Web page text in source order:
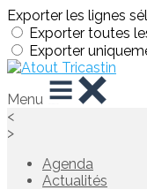
Exporter les lignes
Exporter toutes
Exporter
Menu
<
>
Agenda
Actualités